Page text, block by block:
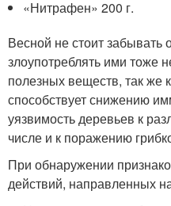
«Нитрафен» 200 г.
Весной не стоит забывать
злоупотреблять ими тоже
полезных веществ, так же
способствует снижению
уязвимость деревьев к
числе и к поражению
При обнаружении
действий, направленных